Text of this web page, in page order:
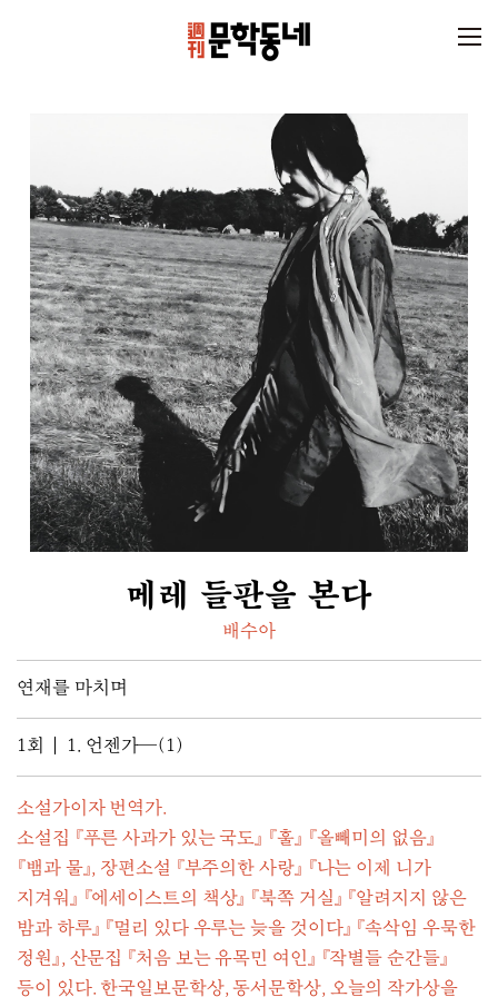
메레 들판을 본다
배수아
연재를 마치며
1회 1. 언젠가―(1)
소설가이자 번역가.
소설집 『푸른 사과가 있는 국도』 『훌』 『올빼미의 없음』
『뱀과 물』, 장편소설 『부주의한 사랑』 『나는 이제 니가
지겨워』 『에세이스트의 책상』 『북쪽 거실』 『알려지지 않은
밤과 하루』 『멀리 있다 우루는 늦을 것이다』 『속삭임 우묵한
정원』, 산문집 『처음 보는 유목민 여인』 『작별들 순간들』
등이 있다. 한국일보문학상, 동서문학상, 오늘의 작가상을